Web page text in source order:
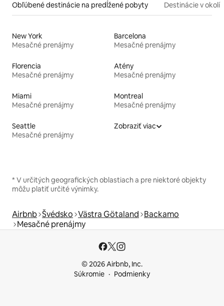
Obľúbené destinácie na predĺžené pobyty Destinácie v okolí
New York
Mesačné prenájmy
Barcelona
Mesačné prenájmy
Florencia
Mesačné prenájmy
Atény
Mesačné prenájmy
Miami
Mesačné prenájmy
Montreal
Mesačné prenájmy
Seattle
Mesačné prenájmy
Zobraziť viac
* V určitých geografických oblastiach a pre niektoré objekty
môžu platiť určité výnimky.
Airbnb Švédsko Västra Götaland Backamo
Mesačné prenájmy
© 2026 Airbnb, Inc.
Súkromie
Podmienky